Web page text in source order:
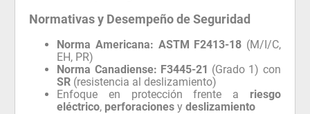
Normativas y Desempeño de Seguridad
Norma Americana: ASTM F2413-18 (M/I/C,
EH, PR)
Norma Canadiense: F3445-21 (Grado 1) con
SR (resistencia al deslizamiento)
Enfoque en protección frente a riesgo
eléctrico, perforaciones ydeslizamiento